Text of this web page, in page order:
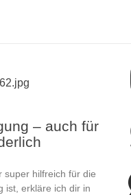
– auch für
super hilfreich für die
ist, erkläre ich dir in